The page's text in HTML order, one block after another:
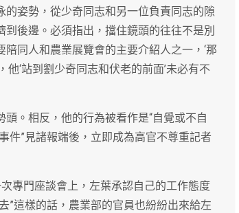
姿勢，從少奇同志和另一位負責同志的隙
後邊。必須指出，擋住鏡頭的往往不是別
同人和農業展覽會的主要介紹人之一，‘那
‘站到劉少奇同志和伏老的前面’未必有不
。相反，他的行為被看作是“自覺或不自
件”見諸報端後，立即成為高官不尊重記者
專門座談會上，左葉承認自己的工作態度
”這樣的話，農業部的官員也紛紛出來給左